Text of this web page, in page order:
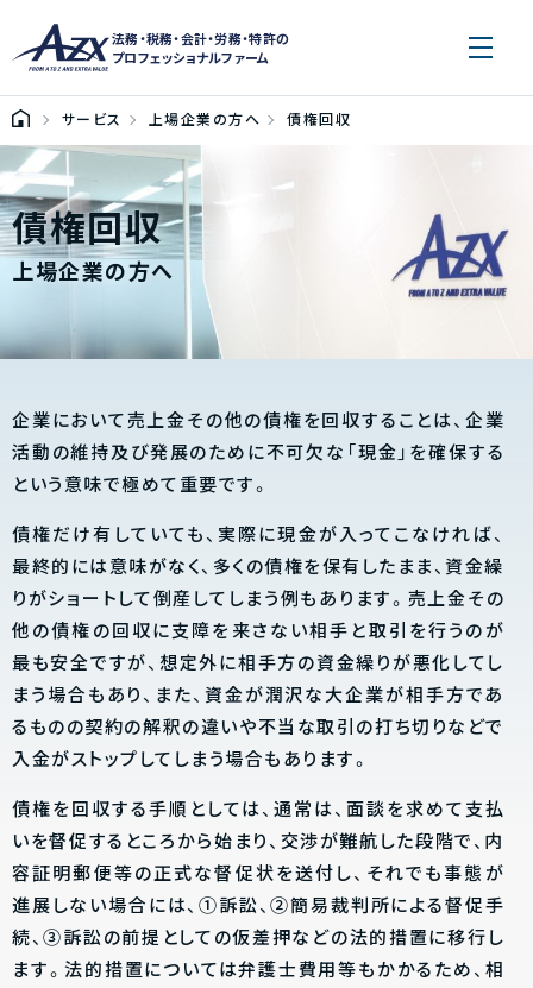
法務・税務・会計・労務・特許の
プロフェッショナルファーム
サービス 上場企業の方へ 債権回収
債権回収
上場企業の方へ
企業において売上金その他の債権を回収することは、企業
活動の維持及び発展のために不可欠な「現金」を確保する
という意味で極めて重要です。
債権だけ有していても、実際に現金が入ってこなければ、
最終的には意味がなく、多くの債権を保有したまま、資金繰
りがショートして倒産してしまう例もあります。売上金その
他の債権の回収に支障を来さない相手と取引を行うのが
最も安全ですが、想定外に相手方の資金繰りが悪化してし
まう場合もあり、また、資金が潤沢な大企業が相手方であ
るものの契約の解釈の違いや不当な取引の打ち切りなどで
入金がストップしてしまう場合もあります。
債権を回収する手順としては、通常は、面談を求めて支払
いを督促するところから始まり、交渉が難航した段階で、内
容証明郵便等の正式な督促状を送付し、それでも事態が
進展しない場合には、①訴訟、②簡易裁判所による督促手
続、③訴訟の前提としての仮差押などの法的措置に移行し
ます。法的措置については弁護士費用等もかかるため、相